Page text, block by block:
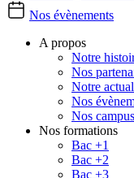
Nos évènements
A propos
Notre
Nos
Notre
Nos
Nos campus
Nos formations
Bac +1
Bac +2
Bac +3